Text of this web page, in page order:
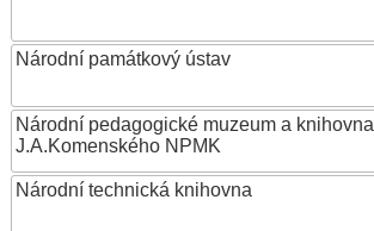
Národní památkový ústav
Národní pedagogické muzeum a knihovna
J.A.Komenského NPMK
Národní technická knihovna